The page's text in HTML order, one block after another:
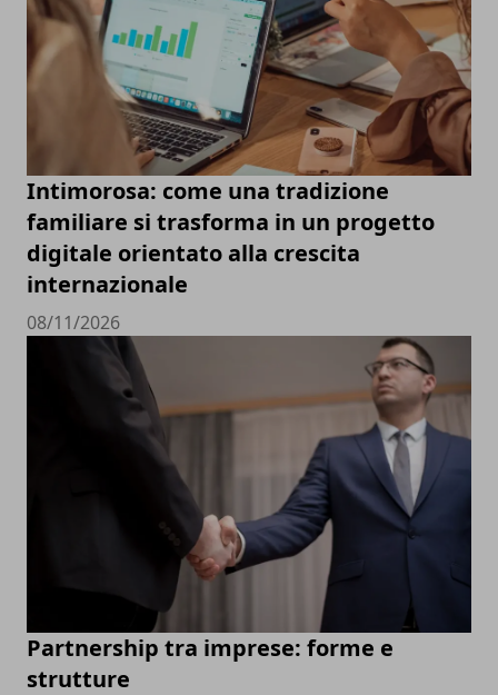
Intimorosa: come una tradizione
familiare si trasforma in un progetto
digitale orientato alla crescita
internazionale
08/11/2026
Partnership tra imprese: forme e
strutture